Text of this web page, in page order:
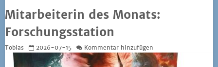
Mitarbeiterin des Monats:
Forschungsstation
Tobias 2026-07-15 Kommentar hinzufügen